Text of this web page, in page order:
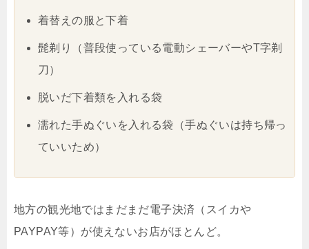
着替えの服と下着
髭剃り（普段使っている電動シェーバーやT字剃
刀）
脱いだ下着類を入れる袋
濡れた手ぬぐいを入れる袋（手ぬぐいは持ち帰っ
ていいため）
地方の観光地ではまだまだ電子決済（スイカや
PAYPAY等）が使えないお店がほとんど。